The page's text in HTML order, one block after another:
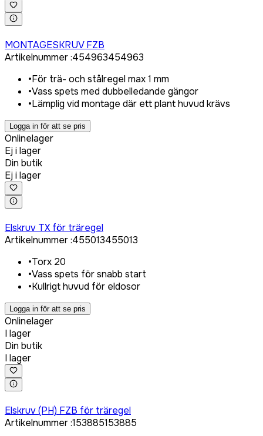
MONTAGESKRUV FZB
Artikelnummer:454963454963
•För trä- och stålregel max 1 mm
•Vass spets med dubbelledande gängor
•Lämplig vid montage där ett plant huvud krävs
Logga in för att se pris
Onlinelager
Ej i lager
Din butik
Ej i lager
Elskruv TX för träregel
Artikelnummer:455013455013
•Torx 20
•Vass spets för snabb start
•Kullrigt huvud för eldosor
Logga in för att se pris
Onlinelager
I lager
Din butik
I lager
Elskruv (PH) FZB för träregel
Artikelnummer:153885153885